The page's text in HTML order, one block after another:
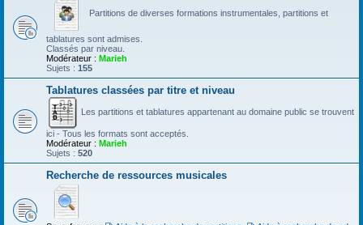
Partitions de diverses formations instrumentales, partitions et
tablatures sont admises.
Classés par niveau.
Modérateur : Marieh
Sujets : 155
Tablatures classées par titre et niveau
Les partitions et tablatures appartenant au domaine public se trouvent
ici - Tous les formats sont acceptés.
Modérateur : Marieh
Sujets : 520
Recherche de ressources musicales